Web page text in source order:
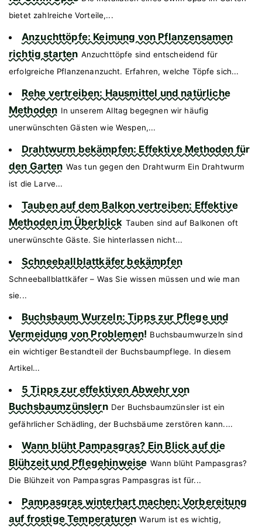
bietet zahlreiche Vorteile,...
Anzuchttöpfe: Keimung von Pflanzensamen
richtig starten Anzuchttöpfe sind entscheidend für
erfolgreiche Pflanzenanzucht. Erfahren, welche Töpfe sich...
Rehe vertreiben: Hausmittel und natürliche
Methoden In unserem Alltag begegnen wir häufig
unerwünschten Gästen wie Wespen,...
Drahtwurm bekämpfen: Effektive Methoden für
den Garten Was tun gegen den Drahtwurm Ein Drahtwurm
ist die Larve...
Tauben auf dem Balkon vertreiben: Effektive
Methoden im Überblick Tauben sind auf Balkonen oft
unerwünschte Gäste. Sie hinterlassen nicht...
Schneeballblattkäfer bekämpfen
Schneeballblattkäfer – Was Sie wissen müssen und wie man
sie...
Buchsbaum Wurzeln: Tipps zur Pflege und
Vermeidung von Problemen! Buchsbaumwurzeln sind
ein wichtiger Bestandteil der Buchsbaumpflege. In diesem
Artikel...
5 Tipps zur effektiven Abwehr von
Buchsbaumzünslern Der Buchsbaumzünsler ist ein
gefährlicher Schädling, der Buchsbäume zerstören kann....
Wann blüht Pampasgras? Ein Blick auf die
Blühzeit und Pflegehinweise Wann blüht Pampasgras?
Die Blühzeit von Pampasgras Pampasgras ist für...
Pampasgras winterhart machen: Vorbereitung
auf frostige Temperaturen Warum ist es wichtig,